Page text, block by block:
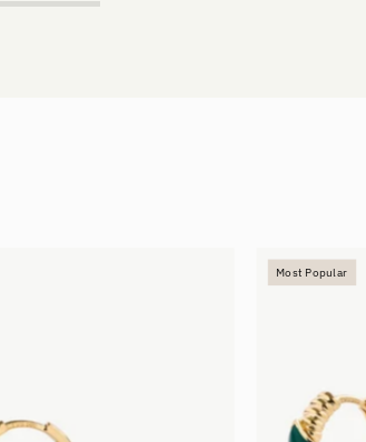
Most Popular